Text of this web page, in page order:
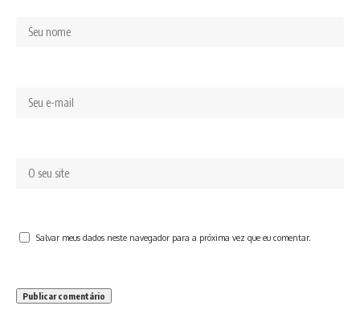
Salvar meus dados neste navegador para a próxima vez que eu comentar.